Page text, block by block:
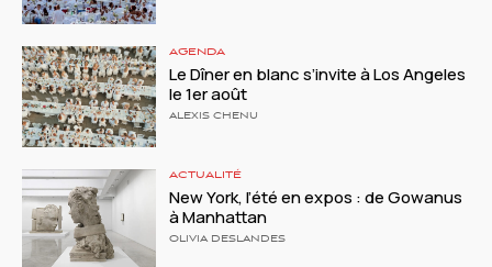
AGENDA
Le Dîner en blanc s’invite à Los Angeles
le 1er août
ALEXIS CHENU
ACTUALITÉ
New York, l’été en expos : de Gowanus
à Manhattan
OLIVIA DESLANDES